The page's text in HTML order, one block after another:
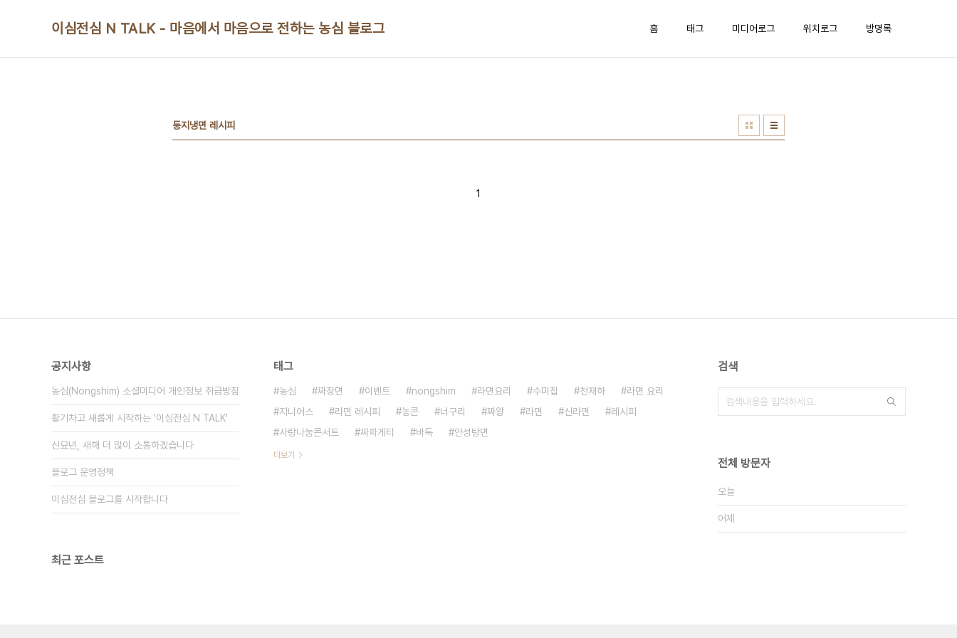
이심전심 N TALK - 마음에서 마음으로 전하는 농심 블로그 홈 태그 미디어로그 위치로그 방명록
둥지냉면 레시피
1
공지사항
농심(Nongshim) 소셜미디어 개인정보 취급방침
활기차고 새롭게 시작하는 '이심전심 N TALK'
신묘년, 새해 더 많이 소통하겠습니다
블로그 운영정책
이심전심 블로그를 시작합니다
최근 포스트
태그
농심 짜장면 이벤트 nongshim 라면요리 수미칩 천재하
라면 요리
지니어스
라면 레시피 농콘 너구리 짜왕 라면 신라면
레시피
사랑나눔콘서트
짜파게티 바둑 안성탕면
더보기
검색
전체 방문자
오늘
어제